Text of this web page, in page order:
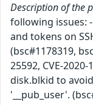
Description of the
following issues:
and tokens on
(bsc#1178319,
25592, CVE-2020-
disk.blkid to
'__pub_user'.